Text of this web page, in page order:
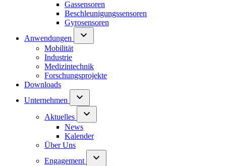
Gassensoren
Beschleunigungssensoren
Gyrosensoren
Anwendungen
Mobilität
Industrie
Medizintechnik
Forschungsprojekte
Downloads
Unternehmen
Aktuelles
News
Kalender
Über Uns
Engagement